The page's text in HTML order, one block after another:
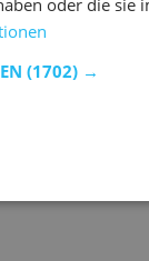
oder die sie
(1702) →